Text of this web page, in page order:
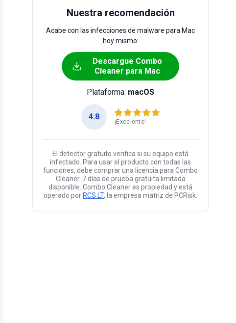
Nuestra recomendación
Acabe con las infecciones de malware para Mac
hoy mismo:
Descargue Combo
Cleaner para Mac
Plataforma: macOS
4.8
¡Excelente!
El detector gratuito verifica si su equipo está
infectado. Para usar el producto con todas las
funciones, debe comprar una licencia para Combo
Cleaner. 7 días de prueba gratuita limitada
disponible. Combo Cleaner es propiedad y está
operado por RCS LT, la empresa matriz de PCRisk.